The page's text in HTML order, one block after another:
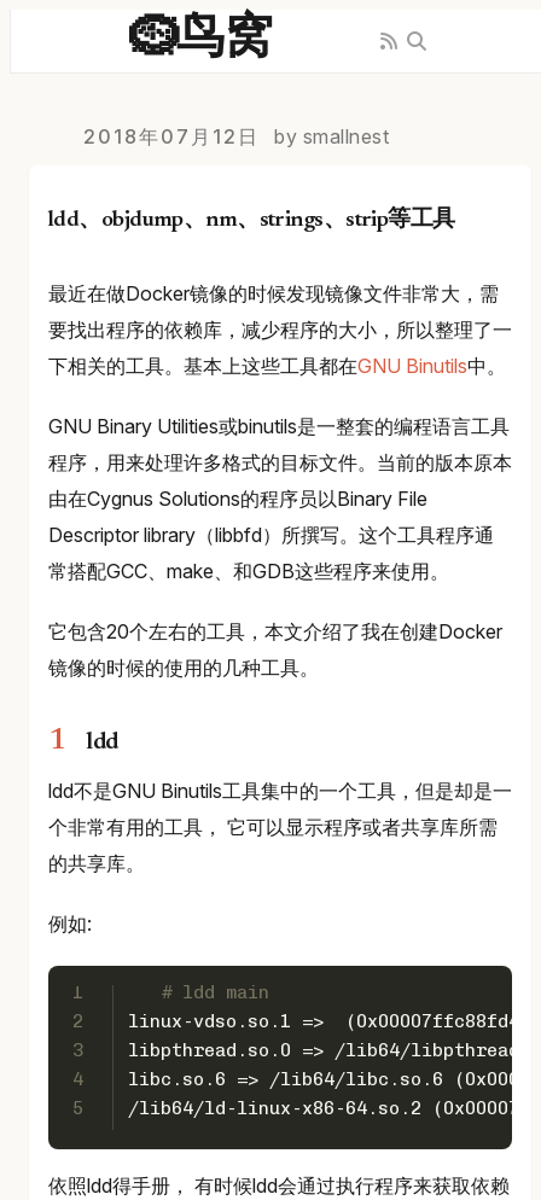
🪹鸟窝
2018年07月12日 by smallnest
ldd、objdump、nm、strings、strip等工具
最近在做Docker镜像的时候发现镜像文件非常大，需
要找出程序的依赖库，减少程序的大小，所以整理了一
下相关的工具。基本上这些工具都在GNU Binutils中。
GNU Binary Utilities或binutils是一整套的编程语言工具
程序，用来处理许多格式的目标文件。当前的版本原本
由在Cygnus Solutions的程序员以Binary File
Descriptor library（libbfd）所撰写。这个工具程序通
常搭配GCC、make、和GDB这些程序来使用。
它包含20个左右的工具，本文介绍了我在创建Docker
镜像的时候的使用的几种工具。
ldd
ldd不是GNU Binutils工具集中的一个工具，但是却是一
个非常有用的工具， 它可以显示程序或者共享库所需
的共享库。
例如:
1
2
3
4
5
# ldd main
linux-vdso.so.1 =>
libpthread.so.0 => /lib64/
libc.so.6 => /lib64/libc.so.6
/lib64/ld-linux-x86-64.so.2
依照ldd得手册， 有时候ldd会通过执行程序来获取依赖